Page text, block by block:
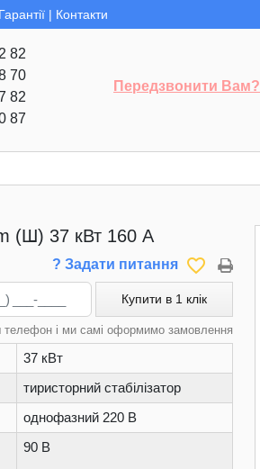
Гарантії | Контакти
82
70
82
87
Передзвонити Вам?
(Ш) 37 кВт 160 А
? Задати питання favorite_border
Купити в 1 клік
і ми самі оформимо замовлення
37 кВт
тиристорний стабілізатор
однофазний 220 В
90 В